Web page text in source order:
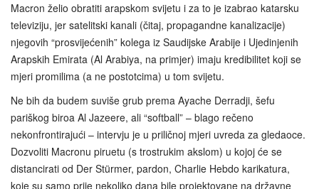
Macron želio obratiti arapskom svijetu i za to je izabrao katarsku
televiziju, jer satelitski kanali (čitaj, propagandne kanalizacije)
njegovih “prosvijećenih” kolega iz Saudijske Arabije i Ujedinjenih
Arapskih Emirata (Al Arabiya, na primjer) imaju kredibilitet koji se
mjeri promilima (a ne postotcima) u tom svijetu.
Ne bih da budem suviše grub prema Ayache Derradji, šefu
pariškog biroa Al Jazeere, ali “softball” – blago rečeno
nekonfrontirajući – intervju je u priličnoj mjeri uvreda za gledaoce.
Dozvoliti Macronu piruetu (s trostrukim akslom) u kojoj će se
distancirati od Der Stürmer, pardon, Charlie Hebdo karikatura,
koje su samo prije nekoliko dana bile projektovane na državne